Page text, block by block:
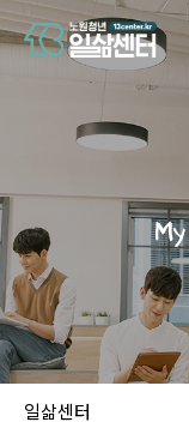
일삶센터